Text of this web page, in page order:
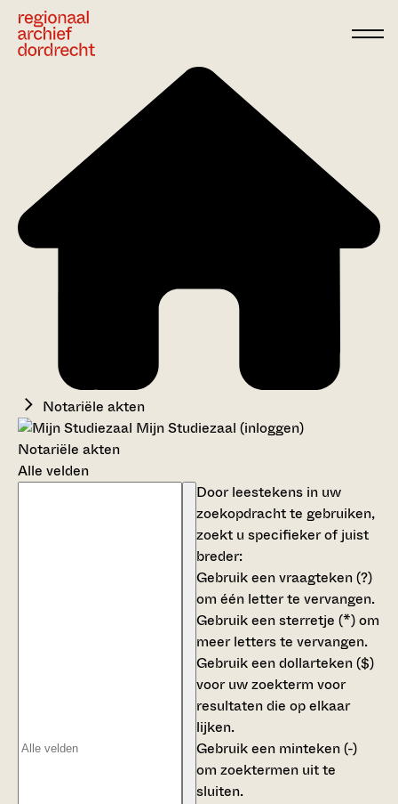
Notariële akten
Mijn Studiezaal (inloggen)
Notariële akten
Alle velden
Door leestekens in uw
zoekopdracht te gebruiken,
zoekt u specifieker of juist
breder:
Gebruik eenvraagteken (?)
om één letter te vervangen.
Gebruik eensterretje (*)om
meer letters te vervangen.
Gebruik eendollarteken ($)
voor uw zoekterm voor
resultaten die op elkaar
lijken.
Gebruik een minteken (-)
om zoektermen uit te
sluiten.